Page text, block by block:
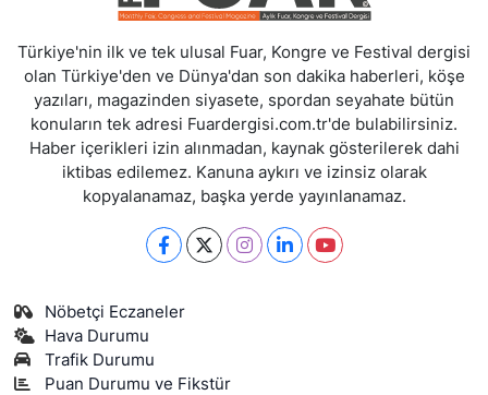
Türkiye'nin ilk ve tek ulusal Fuar, Kongre ve Festival dergisi
olan Türkiye'den ve Dünya'dan son dakika haberleri, köşe
yazıları, magazinden siyasete, spordan seyahate bütün
konuların tek adresi Fuardergisi.com.tr'de bulabilirsiniz.
Haber içerikleri izin alınmadan, kaynak gösterilerek dahi
iktibas edilemez. Kanuna aykırı ve izinsiz olarak
kopyalanamaz, başka yerde yayınlanamaz.
Nöbetçi Eczaneler
Hava Durumu
Trafik Durumu
Puan Durumu ve Fikstür